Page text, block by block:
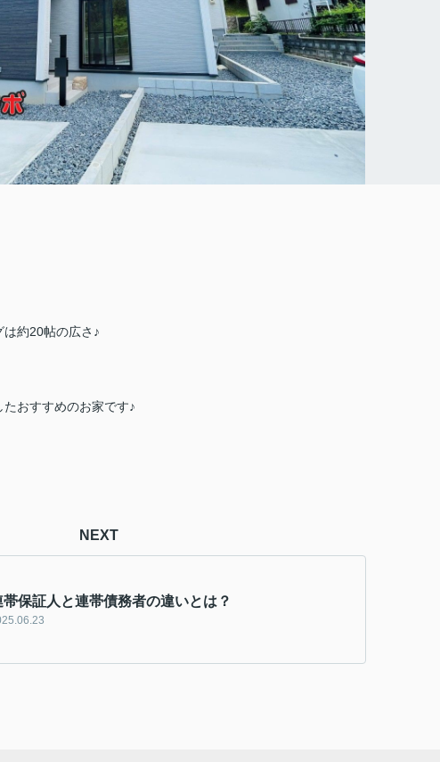
約20帖の広さ♪
おすすめのお家です♪
NEXT
帯保証人と連帯債務者の違いとは？